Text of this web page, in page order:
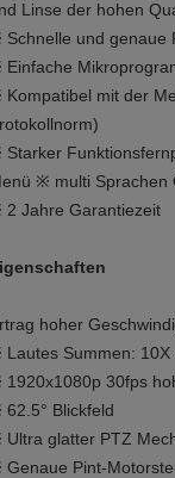
Linse der hohen
Schnelle und genaue
Einfache
Kompatibel mit der
Starker
※ multi Sprachen
2 Jahre Garantiezeit
hoher
Lautes Summen: 10X
1920x1080p 30fps
62.5° Blickfeld
Ultra glatter PTZ
Genaue Pint-